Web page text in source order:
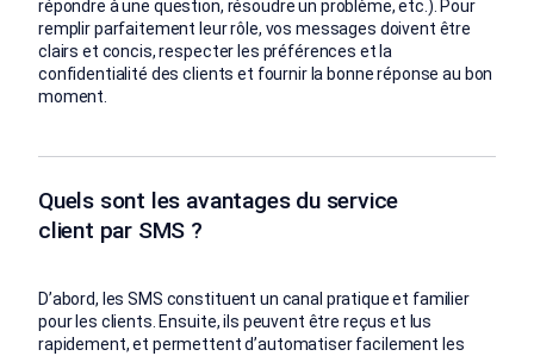
répondre à une question, résoudre un problème, etc.). Pour
remplir parfaitement leur rôle, vos messages doivent être
clairs et concis, respecter les préférences et la
confidentialité des clients et fournir la bonne réponse au bon
moment.
Quels sont les avantages du service
client par SMS ?
D’abord, les SMS constituent un canal pratique et familier
pour les clients. Ensuite, ils peuvent être reçus et lus
rapidement, et permettent d’automatiser facilement les